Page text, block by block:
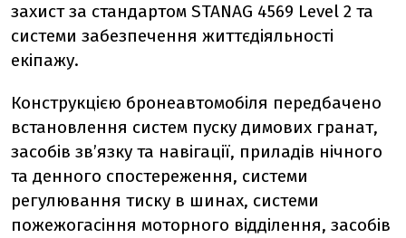
захист за стандартом STANAG 4569 Level 2 та
системи забезпечення життєдіяльності
екіпажу.
Конструкцією бронеавтомобіля передбачено
встановлення систем пуску димових гранат,
засобів зв’язку та навігації, приладів нічного
та денного спостереження, системи
регулювання тиску в шинах, системи
пожежогасіння моторного відділення, засобів